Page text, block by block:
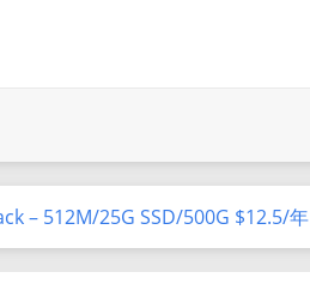
– 512M/25G SSD/500G $12.5/年